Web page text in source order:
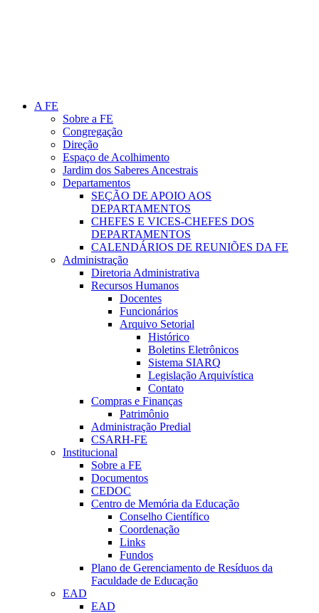
A FE
Sobre a FE
Congregação
Direção
Espaço de Acolhimento
Jardim dos Saberes Ancestrais
Departamentos
SEÇÃO DE APOIO AOS
DEPARTAMENTOS
CHEFES E VICES-CHEFES DOS
DEPARTAMENTOS
CALENDÁRIOS DE REUNIÕES DA FE
Administração
Diretoria Administrativa
Recursos Humanos
Docentes
Funcionários
Arquivo Setorial
Histórico
Boletins Eletrônicos
Sistema SIARQ
Legislação Arquivística
Contato
Compras e Finanças
Patrimônio
Administração Predial
CSARH-FE
Institucional
Sobre a FE
Documentos
CEDOC
Centro de Memória da Educação
Conselho Científico
Coordenação
Links
Fundos
Plano de Gerenciamento de Resíduos da
Faculdade de Educação
EAD
EAD